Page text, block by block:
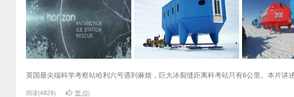
英国最尖端科学考察站哈利六号遇到麻烦，巨大冰裂缝距离科考站只有6公里。本片讲
阅读(4828) 赞 (0)